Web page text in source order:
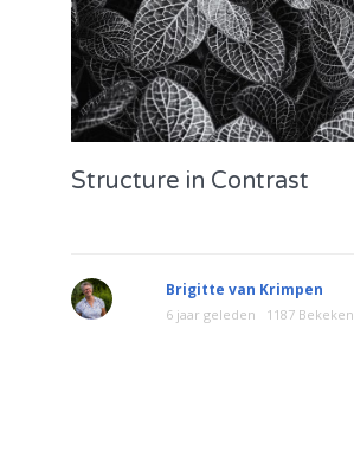
Structure in Contrast
Brigitte van Krimpen
6 jaar geleden 1187 Bekeken